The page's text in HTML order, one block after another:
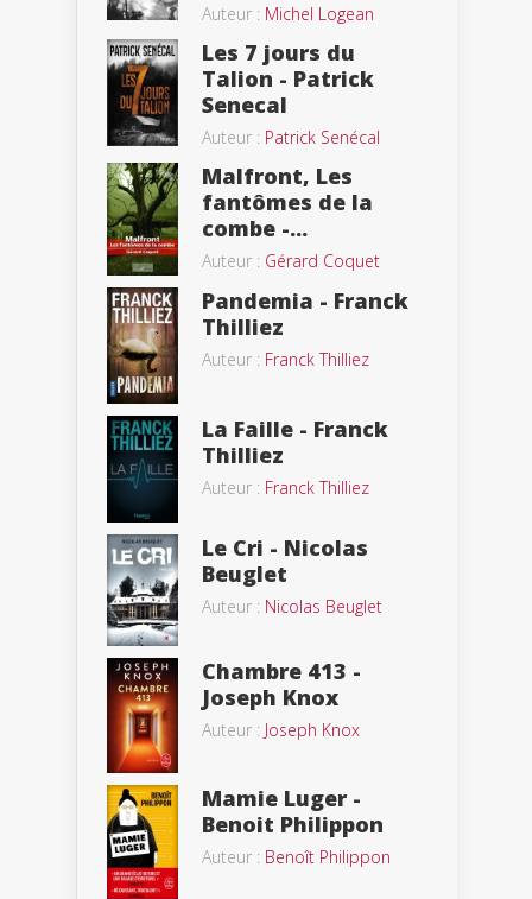
Auteur : Michel Logean
Les 7 jours du
Talion - Patrick
Senecal
Auteur : Patrick Senécal
Malfront, Les
fantômes de la
combe -...
Auteur : Gérard Coquet
Pandemia - Franck
Thilliez
Auteur : Franck Thilliez
La Faille - Franck
Thilliez
Auteur : Franck Thilliez
Le Cri - Nicolas
Beuglet
Auteur : Nicolas Beuglet
Chambre 413 -
Joseph Knox
Auteur : Joseph Knox
Mamie Luger -
Benoit Philippon
Auteur : Benoît Philippon